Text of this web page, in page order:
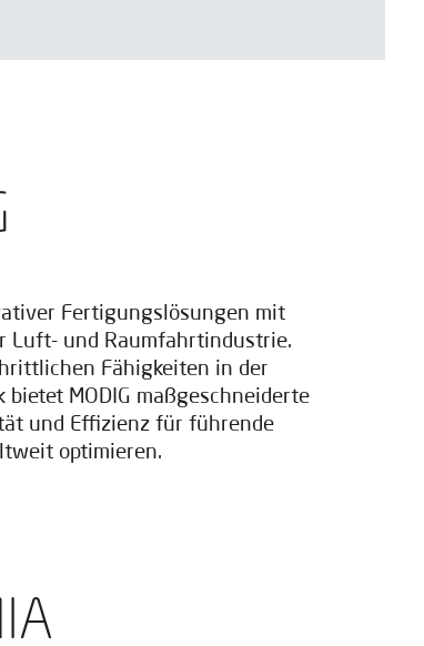
Fertigungslösungen mit
Luft- und Raumfahrtindustrie.
Fähigkeiten in der
MODIG maßgeschneiderte
und Effizienz für führende
optimieren.